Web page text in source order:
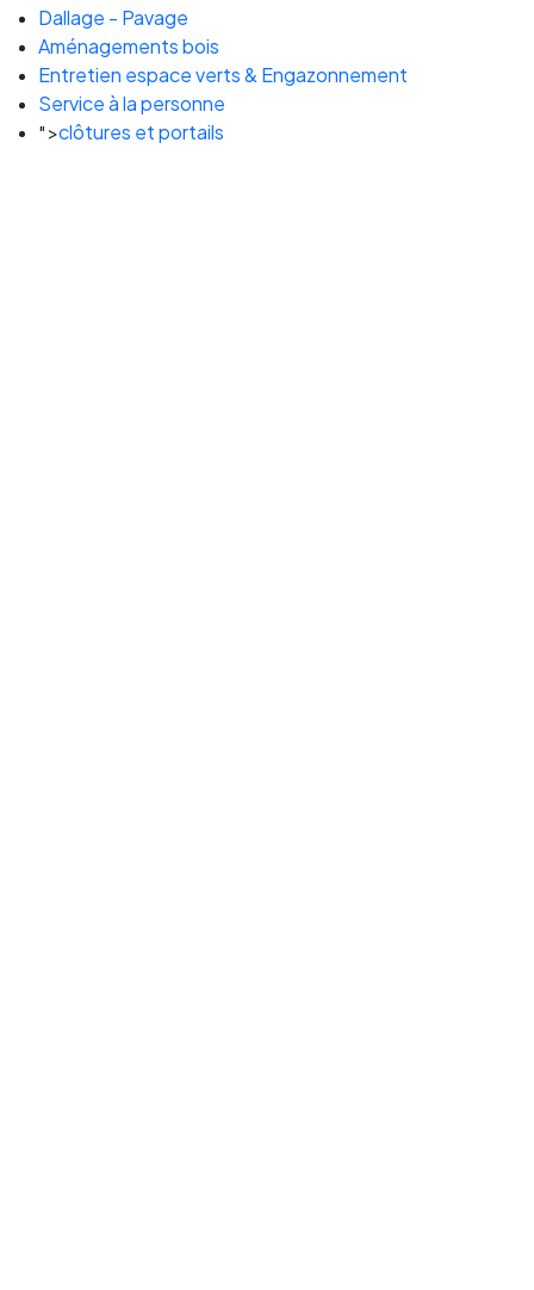
Dallage - Pavage
Aménagements bois
Entretien espace verts & Engazonnement
Service à la personne
">clôtures et portails